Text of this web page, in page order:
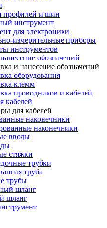
профилей и шин
инструмент
для электроники
измерительные приборы
инструментов
обозначений
и нанесение обозначений
оборудования
клемм
проводников и кабелей
кабелей
для кабелей
наконечники
наконечники
вводы
стяжки
трубки
труба
трубы
шланг
шланг